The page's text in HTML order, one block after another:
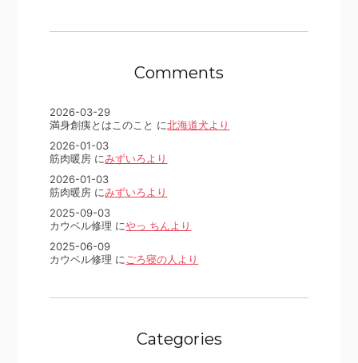
Comments
2026-03-29
満身創痍とはこのこと に北海道犬より
2026-01-03
筋肉暖房 にみずいろより
2026-01-03
筋肉暖房 にみずいろより
2025-09-03
カウベル修理 にやっ ちんより
2025-06-09
カウベル修理 に ごろ寝の人より
Categories